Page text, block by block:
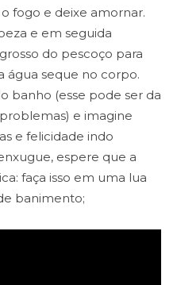
fogo e deixe amornar.
e em seguida
do pescoço para
água seque no corpo.
banho (esse pode ser da
e imagine
e felicidade indo
espere que a
faça isso em uma lua
banimento;